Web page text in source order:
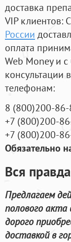
доставка
VIP клиентов:
России
оплата
Web Money и
консультации
телефонам:
8 (800)200-86-
+7 (800)200-
+7 (800)200-
Обязательно
Вся
Предлагаем
полового
дорого
доставкой в